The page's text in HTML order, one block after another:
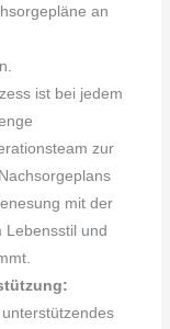
an
ist bei jedem
zur
mit der
Lebensstil und